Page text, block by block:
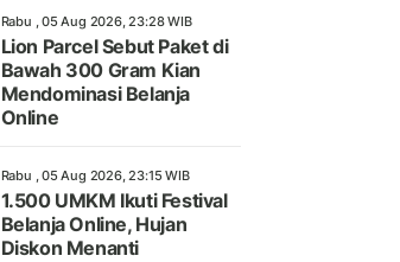
Rabu , 05 Aug 2026, 23:28 WIB
Lion Parcel Sebut Paket di
Bawah 300 Gram Kian
Mendominasi Belanja
Online
Rabu , 05 Aug 2026, 23:15 WIB
1.500 UMKM Ikuti Festival
Belanja Online, Hujan
Diskon Menanti